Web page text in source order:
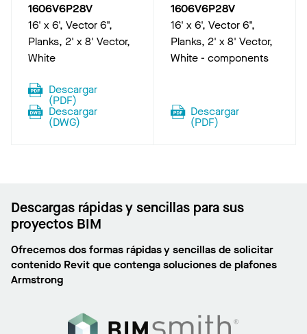
1606V6P28V
16' x 6', Vector 6",
Planks, 2' x 8' Vector,
White
Descargar
(PDF)
Descargar
(DWG)
1606V6P28V
16' x 6', Vector 6",
Planks, 2' x 8' Vector,
White - components
Descargar
(PDF)
Descargas rápidas y sencillas para sus
proyectos BIM
Ofrecemos dos formas rápidas y sencillas de solicitar
contenido Revit que contenga soluciones de plafones
Armstrong